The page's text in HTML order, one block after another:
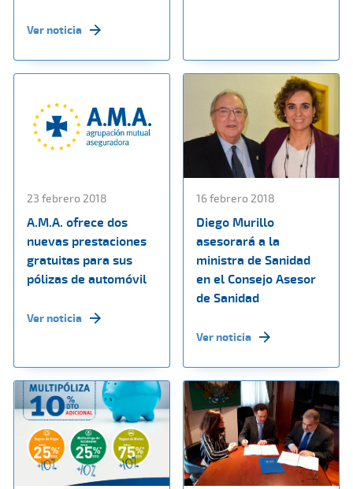
Ver noticia
23 febrero 2018
A.M.A. ofrece dos
nuevas prestaciones
gratuitas para sus
pólizas de automóvil
Ver noticia
16 febrero 2018
Diego Murillo
asesorará a la
ministra de Sanidad
en el Consejo Asesor
de Sanidad
Ver noticia